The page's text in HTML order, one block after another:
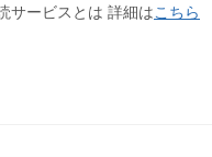
サービスとは 詳細はこちら